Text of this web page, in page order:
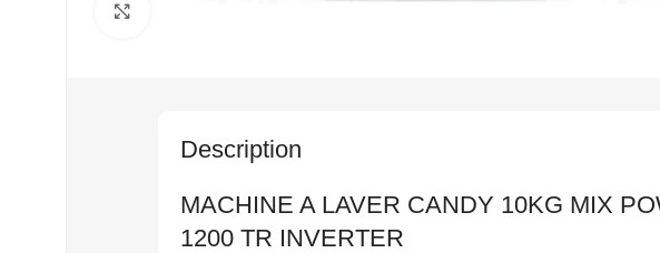
Description
MACHINE A LAVER CANDY 10KG MIX
1200 TR INVERTER